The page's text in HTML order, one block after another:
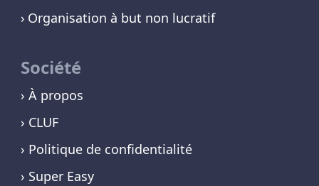
Organisation à but non lucratif
Société
› À propos
› CLUF
› Politique de confidentialité
› Super Easy